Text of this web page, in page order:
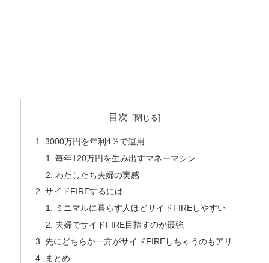
目次
3000万円を年利4％で運用
毎年120万円を生み出すマネーマシン
わたしたち夫婦の実感
サイドFIREするには
ミニマルに暮らす人ほどサイドFIREしやすい
夫婦でサイドFIRE目指すのが最強
先にどちらか一方がサイドFIREしちゃうのもアリ
まとめ